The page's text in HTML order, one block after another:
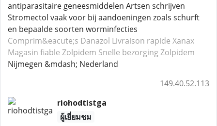
antiparasitaire geneesmiddelen Artsen schrijven
Stromectol vaak voor bij aandoeningen zoals schurft
en bepaalde soorten worminfecties
Comprim&eacute;s Danazol Livraison rapide Xanax
Magasin fiable Zolpidem Snelle bezorging Zolpidem
Nijmegen &mdash; Nederland
149.40.52.113
riohodtistga
ผู้เยี่ยมชม